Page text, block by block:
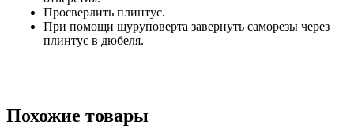
Просверлить плинтус.
При помощи шуруповерта завернуть саморезы через
плинтус в дюбеля.
Похожие товары